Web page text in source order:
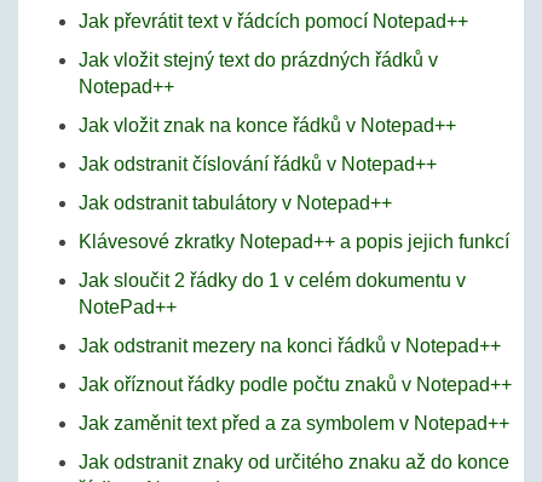
Jak převrátit text v řádcích pomocí Notepad++
Jak vložit stejný text do prázdných řádků v
Notepad++
Jak vložit znak na konce řádků v Notepad++
Jak odstranit číslování řádků v Notepad++
Jak odstranit tabulátory v Notepad++
Klávesové zkratky Notepad++ a popis jejich funkcí
Jak sloučit 2 řádky do 1 v celém dokumentu v
NotePad++
Jak odstranit mezery na konci řádků v Notepad++
Jak oříznout řádky podle počtu znaků v Notepad++
Jak zaměnit text před a za symbolem v Notepad++
Jak odstranit znaky od určitého znaku až do konce